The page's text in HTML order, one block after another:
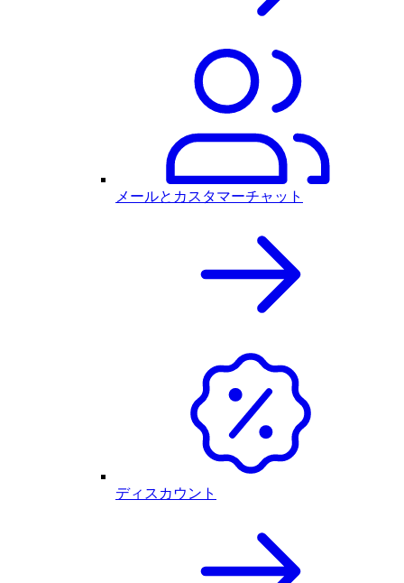
メールとカスタマーチャット
ディスカウント